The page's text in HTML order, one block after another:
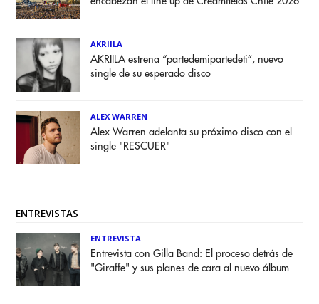
AKRIILA
AKRIILA estrena “partedemipartedeti”, nuevo
single de su esperado disco
ALEX WARREN
Alex Warren adelanta su próximo disco con el
single "RESCUER"
ENTREVISTAS
ENTREVISTA
Entrevista con Gilla Band: El proceso detrás de
"Giraffe" y sus planes de cara al nuevo álbum